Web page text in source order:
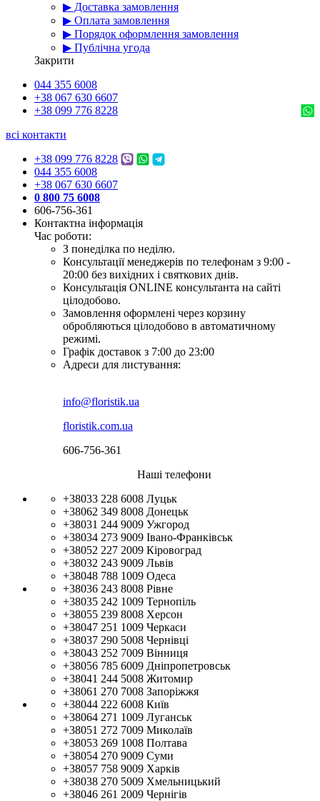
▶ Доставка замовлення
▶ Оплата замовлення
▶ Порядок оформлення замовлення
▶ Публічна угода
Закрити
044 355 6008
+38 067 630 6607
+38 099 776 8228
всі контакти
+38 099 776 8228
044 355 6008
+38 067 630 6607
0 800 75 6008
606-756-361
Контактна інформація
Час роботи:
З понеділка по неділю.
Консультації менеджерів по телефонам з 9:00 -
20:00 без вихідних і святкових днів.
Консультація ONLINE консультанта на сайті
цілодобово.
Замовлення оформлені через корзину
обробляються цілодобово в автоматичному
режимі.
Графік доставок з 7:00 до 23:00
Адреси для листування:
info@floristik.ua
floristik.com.ua
606-756-361
Наші телефони
+38033 228 6008 Луцьк
+38062 349 8008 Донецьк
+38031 244 9009 Ужгород
+38034 273 9009 Івано-Франківськ
+38052 227 2009 Кіровоград
+38032 243 9009 Львів
+38048 788 1009 Одеса
+38036 243 8008 Рівне
+38035 242 1009 Тернопіль
+38055 239 8008 Херсон
+38047 251 1009 Черкаси
+38037 290 5008 Чернівці
+38043 252 7009 Вінниця
+38056 785 6009 Дніпропетровськ
+38041 244 5008 Житомир
+38061 270 7008 Запоріжжя
+38044 222 6008 Київ
+38064 271 1009 Луганськ
+38051 272 7009 Миколаїв
+38053 269 1008 Полтава
+38054 270 9009 Суми
+38057 758 9009 Харків
+38038 270 5009 Хмельницький
+38046 261 2009 Чернігів